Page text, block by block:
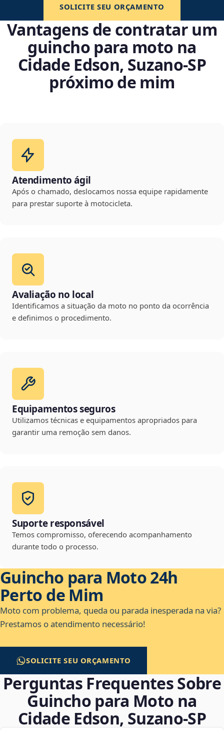
SOLICITE SEU ORÇAMENTO
Vantagens de contratar um
guincho para moto na
Cidade Edson, Suzano‑SP
próximo de mim
Atendimento ágil
Após o chamado, deslocamos nossa equipe rapidamente
para prestar suporte à motocicleta.
Avaliação no local
Identificamos a situação da moto no ponto da ocorrência
e definimos o procedimento.
Equipamentos seguros
Utilizamos técnicas e equipamentos apropriados para
garantir uma remoção sem danos.
Suporte responsável
Temos compromisso, oferecendo acompanhamento
durante todo o processo.
Guincho para Moto 24h
Perto de Mim
Moto com problema, queda ou parada inesperada na via?
Prestamos o atendimento necessário!
SOLICITE SEU ORÇAMENTO
Perguntas Frequentes Sobre
Guincho para Moto na
Cidade Edson, Suzano‑SP